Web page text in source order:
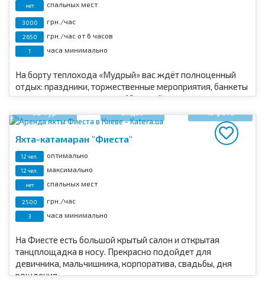
нет спальных мест
3000 грн./час
2650 грн./час от 6 часов
1 часа минимально
На борту теплохода «Мудрый» вас ждёт полноценный
отдых: праздники, торжественные мероприятия, банкеты
и вечеринки, пикники — до 16 гостей.
3D тур Видео 19 фото
Яхта-катамаран "Фиеста"
12 чел. оптимально
12 чел. максимально
нет спальных мест
2500 грн./час
3 часа минимально
На Фиесте есть большой крытый салон и открытая
танцплощадка в носу. Прекрасно подойдет для
девичника, мальчишника, корпоратива, свадьбы, дня
рождения.